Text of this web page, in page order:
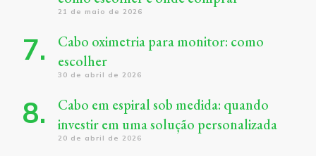
21 de maio de 2026
Cabo oximetria para monitor: como
escolher
30 de abril de 2026
Cabo em espiral sob medida: quando
investir em uma solução personalizada
20 de abril de 2026